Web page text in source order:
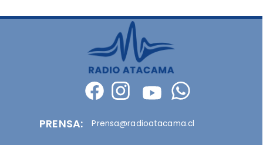
PRENSA:
Prensa@radioatacama.cl